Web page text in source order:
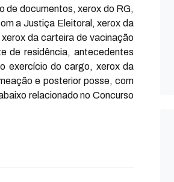
de documentos, xerox do RG,
a Justiça Eleitoral, xerox da
da carteira de vacinação
de residência, antecedentes
exercício do cargo, xerox da
e posterior posse, com
relacionado no Concurso